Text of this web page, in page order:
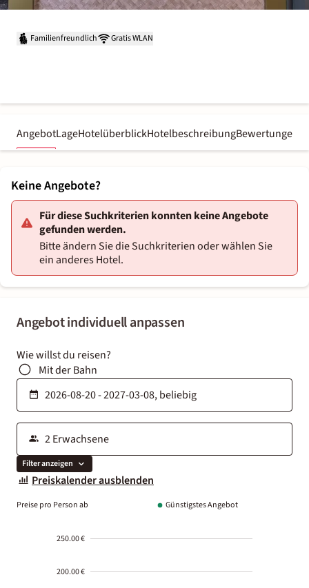
Familienfreundlich Gratis WLAN
AngebotLageHotelüberblickHotelbeschreibungBewertungen
Angebot individuell anpassen
Wie willst du reisen?
Mit der Bahn
Filter anzeigen
Preiskalender ausblenden
Preise pro Person ab Günstigstes Angebot
250.00 €
200.00 €
Keine Angebote?
Für diese Suchkriterien konnten keine Angebote
gefunden werden.
Bitte ändern Sie die Suchkriterien oder wählen Sie
ein anderes Hotel.